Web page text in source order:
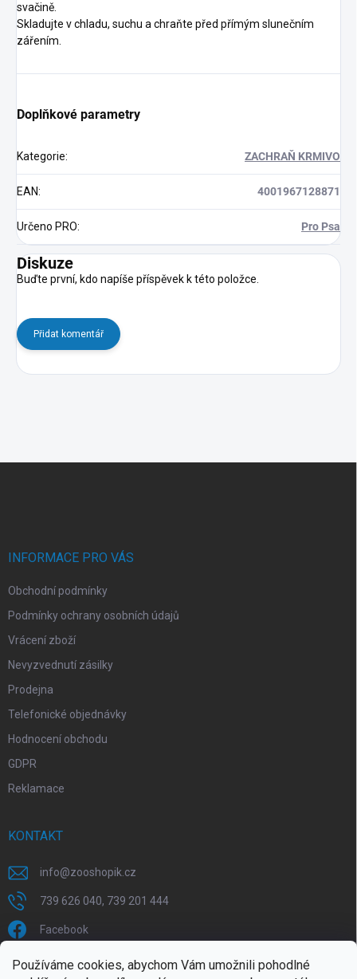
Používáme cookies, abychom Vám umožnili pohodlné
svačině.
Skladujte v chladu, suchu a chraňte před přímým slunečním
zářením.
Doplňkové parametry
Kategorie: ZACHRAŇ KRMIVO
EAN: 4001967128871
Určeno PRO: Pro Psa
Diskuze
Buďte první, kdo napíše příspěvek k této položce.
Přidat komentář
INFORMACE PRO VÁS
Obchodní podmínky
Podmínky ochrany osobních údajů
Vrácení zboží
Nevyzvednutí zásilky
Prodejna
Telefonické objednávky
Hodnocení obchodu
GDPR
Reklamace
KONTAKT
info@zooshopik.cz
739 626 040, 739 201 444
Facebook
FACEBOOK